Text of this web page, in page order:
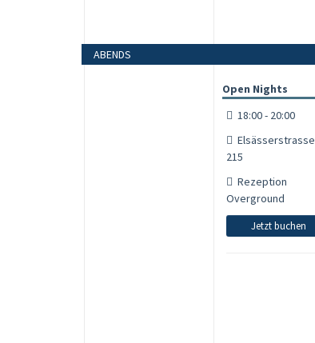
ABENDS
Open Nights
18:00 - 20:00
Elsässerstrasse
215
Rezeption
Overground
Jetzt buchen